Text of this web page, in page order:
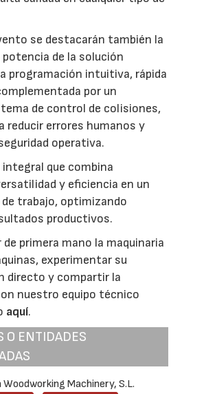
se destacarán también la
de la solución
programación intuitiva, rápida
por un
de control de colisiones,
reducir errores humanos y
operativa.
que combina
y eficiencia en un
trabajo, optimizando
productivos.
de primera mano la maquinaria
experimentar su
directo y compartir la
nuestro equipo técnico
aquí.
O ENTIDADES
Woodworking Machinery, S.L.